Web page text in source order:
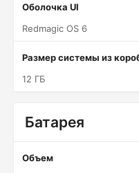
Оболочка UI
Redmagic OS 6
Размер системы из
12 ГБ
Батарея
Объем